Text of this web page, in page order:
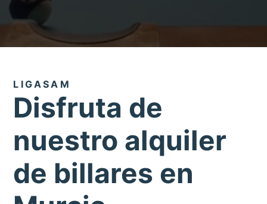
LIGASAM
Disfruta de
nuestro alquiler
de billares en